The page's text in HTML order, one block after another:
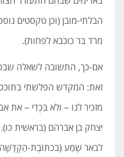
הבלתי-מובן (וכן טקסטים
מרד בר כוכבא לפחות).
אם-כך, התשובה לשאלה
זאת: המקדש הפלשתי
מזכיר לנו – ולא בִּכְדִי – את
יצחק בן אברהם (בראשית
לבאר שֶׁמַע (בכתוֹבֶת-